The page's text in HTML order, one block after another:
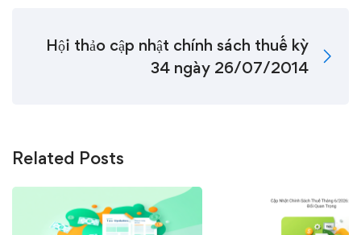
Hội thảo cập nhật chính sách thuế kỳ
34 ngày 26/07/2014
Related Posts